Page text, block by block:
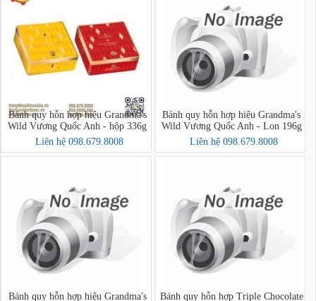
Bánh quy hỗn hợp hiệu Grandma's
Wild Vương Quốc Anh - hộp 336g
Liên hệ 098.679.8008
Bánh quy hỗn hợp hiệu Grandma's
Wild Vương Quốc Anh - Lon 196g
Liên hệ 098.679.8008
Bánh quy hỗn hợp hiệu Grandma's
Bánh quy hỗn hợp Triple Chocolate